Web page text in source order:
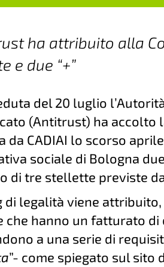
ha attribuito alla
e due “+”
del 20 luglio
(Antitrust) ha accolto
da CADIAI lo scorso
sociale di Bologna
di tre stellette previste
di legalità viene
che hanno un fatturato
a una serie di
”- come spiegato sul sito